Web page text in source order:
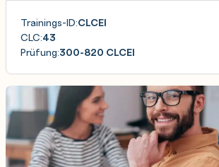
Trainings-ID:CLCEI
CLC:43
Prüfung:300-820 CLCEI